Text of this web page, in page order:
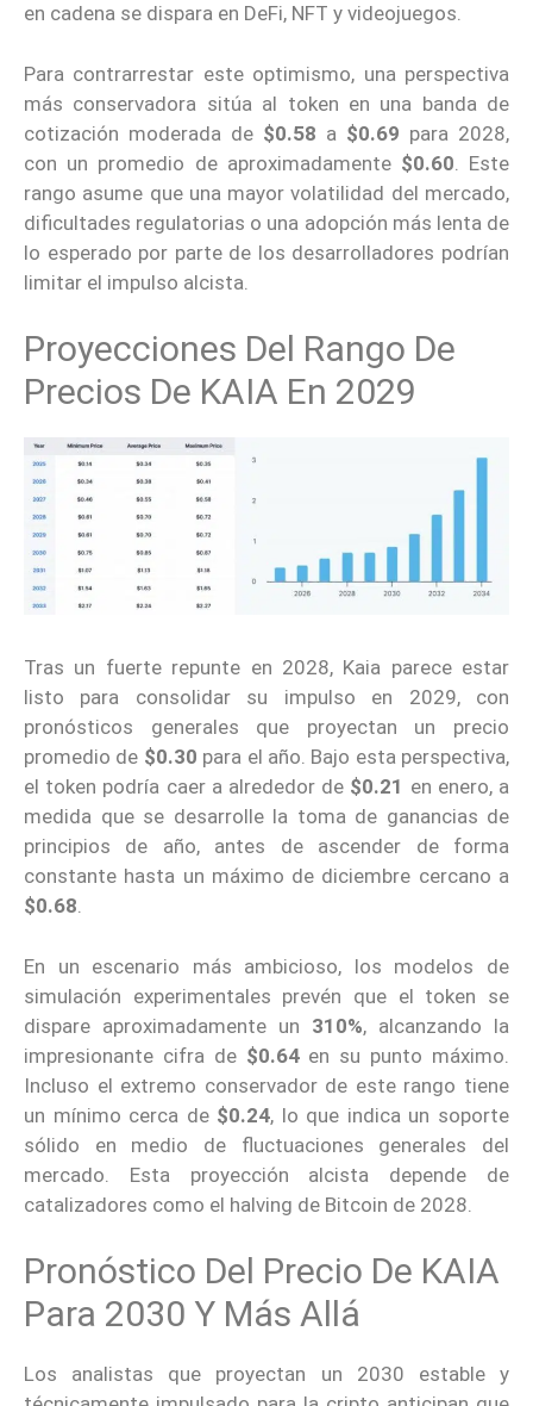
en cadena se dispara en DeFi, NFT y videojuegos.
Para contrarrestar este optimismo, una perspectiva
más conservadora sitúa al token en una banda de
cotización moderada de $0.58 a $0.69 para 2028,
con un promedio de aproximadamente $0.60 . Este
rango asume que una mayor volatilidad del mercado,
dificultades regulatorias o una adopción más lenta de
lo esperado por parte de los desarrolladores podrían
limitar el impulso alcista.
Proyecciones Del Rango De
Precios De KAIA En 2029
Tras un fuerte repunte en 2028, Kaia parece estar
listo para consolidar su impulso en 2029, con
pronósticos generales que proyectan un precio
promedio de $0.30 para el año. Bajo esta perspectiva,
el token podría caer a alrededor de $0.21 en enero, a
medida que se desarrolle la toma de ganancias de
principios de año, antes de ascender de forma
constante hasta un máximo de diciembre cercano a
$0.68.
En un escenario más ambicioso, los modelos de
simulación experimentales prevén que el token se
dispare aproximadamente un 310%, alcanzando la
impresionante cifra de $0.64en su punto máximo.
Incluso el extremo conservador de este rango tiene
un mínimo cerca de$0.24, lo que indica un soporte
sólido en medio de fluctuaciones generales del
mercado. Esta proyección alcista depende de
catalizadores como el halving de Bitcoin de 2028.
Pronóstico Del Precio De KAIA
Para 2030 Y Más Allá
Los analistas que proyectan un 2030 estable y